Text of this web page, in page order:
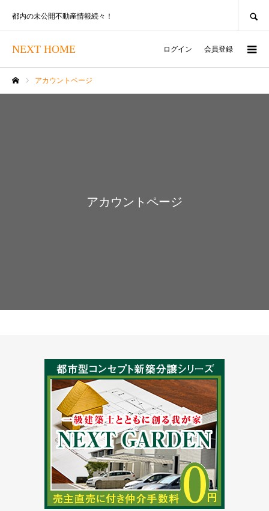
NEXT HOME
都内の未公開不動産情報続々！
ログイン 会員登録
アカウントページ
アカウントページ